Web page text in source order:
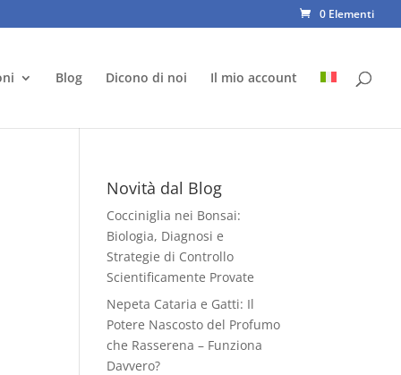
0 Elementi
Blog Dicono di noi Il mio account
Novità dal Blog
Cocciniglia nei Bonsai:
Biologia, Diagnosi e
Strategie di Controllo
Scientificamente Provate
Nepeta Cataria e Gatti: Il
Potere Nascosto del Profumo
che Rasserena – Funziona
Davvero?